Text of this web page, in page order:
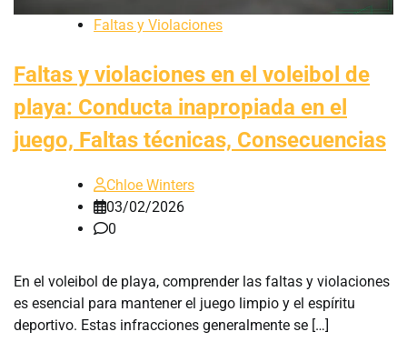
Faltas y Violaciones
Faltas y violaciones en el voleibol de
playa: Conducta inapropiada en el
juego, Faltas técnicas, Consecuencias
Chloe Winters
03/02/2026
0
En el voleibol de playa, comprender las faltas y violaciones
es esencial para mantener el juego limpio y el espíritu
deportivo. Estas infracciones generalmente se […]